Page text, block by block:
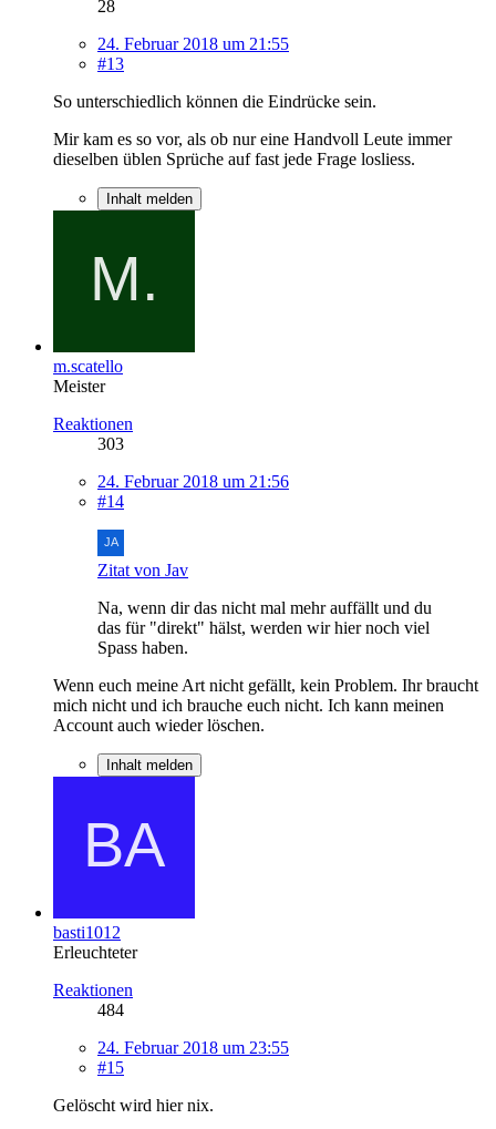
28
24. Februar 2018 um 21:55
#13
So unterschiedlich können die Eindrücke sein.
Mir kam es so vor, als ob nur eine Handvoll Leute immer
dieselben üblen Sprüche auf fast jede Frage losliess.
Inhalt melden
m.scatello
Meister
Reaktionen
303
24. Februar 2018 um 21:56
#14
Zitat von Jav
Na, wenn dir das nicht mal mehr auffällt und du
das für "direkt" hälst, werden wir hier noch viel
Spass haben.
Wenn euch meine Art nicht gefällt, kein Problem. Ihr braucht
mich nicht und ich brauche euch nicht. Ich kann meinen
Account auch wieder löschen.
Inhalt melden
basti1012
Erleuchteter
Reaktionen
484
24. Februar 2018 um 23:55
#15
Gelöscht wird hier nix.